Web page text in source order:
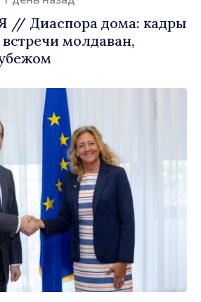
Диаспора дома: кадры
молдаван,